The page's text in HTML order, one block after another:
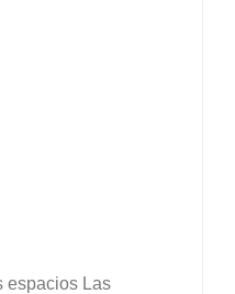
espacios Las